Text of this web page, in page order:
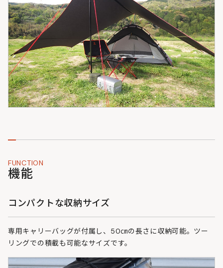
FUNCTION
機能
コンパクトな収納サイズ
専用キャリーバッグが付属し、50㎝の長さに収納可能。ツー
リングでの積載も可能なサイズです。